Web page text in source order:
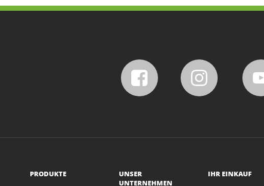
PRODUKTE
UNSER
UNTERNEHMEN
IHR EINKAUF